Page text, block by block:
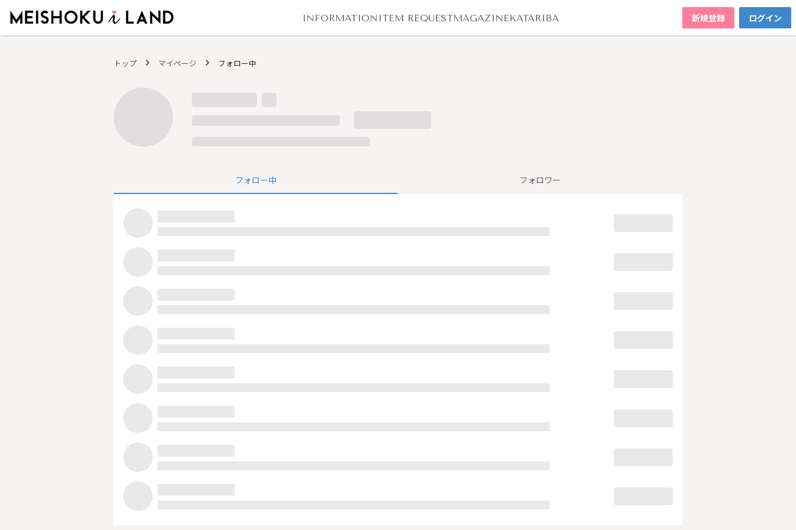
INFORMATION ITEM REQUESTMAGAZINEKATARIBA 新規登録 ログイン
トップ マイページ フォロー中
フォロー中 フォロワー